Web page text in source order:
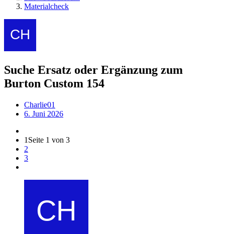
Materialcheck
Suche Ersatz oder Ergänzung zum
Burton Custom 154
Charlie01
6. Juni 2026
1 Seite 1 von 3
2
3